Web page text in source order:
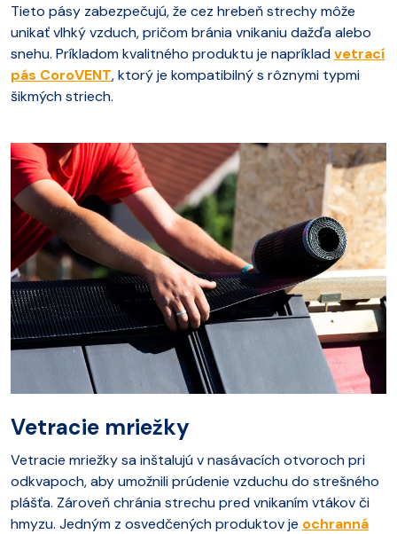
Tieto pásy zabezpečujú, že cez hrebeň strechy môže
unikať vlhký vzduch, pričom bránia vnikaniu dažďa alebo
snehu. Príkladom kvalitného produktu je napríkladvetrací
pás CoroVENT, ktorý je kompatibilný s rôznymi typmi
šikmých striech.
Vetracie mriežky
Vetracie mriežky sa inštalujú v nasávacích otvoroch pri
odkvapoch, aby umožnili prúdenie vzduchu do strešného
plášťa. Zároveň chránia strechu pred vnikaním vtákov či
hmyzu. Jedným z osvedčených produktov je ochranná